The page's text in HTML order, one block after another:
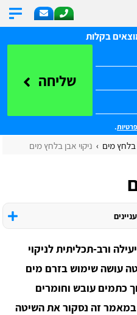
בקלות
שליחה
.
בלחץ מים ניקוי אבן בלחץ מים
ורב-תכליתית לניקוי
עושה שימוש בזרם מים
כתמים עובש וחומרים
זה נסקור את השיטה